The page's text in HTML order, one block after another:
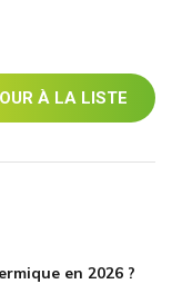
À LA LISTE
en 2026 ?